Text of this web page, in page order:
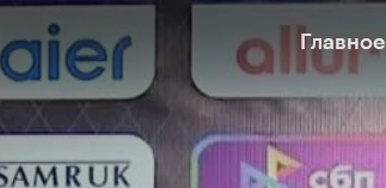
Главное
Главное